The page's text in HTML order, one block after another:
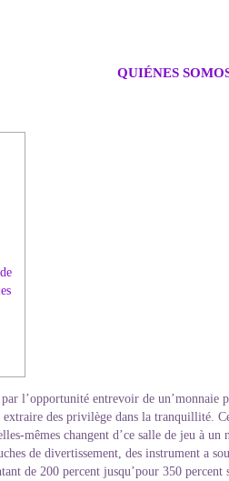
QUIÉNES
entrevoir de un’monnaie
des privilège dans la tranquillité.
mêmes changent d’ce salle de jeu à
de divertissement, des instrument a
de 200 percent jusqu’pour 350